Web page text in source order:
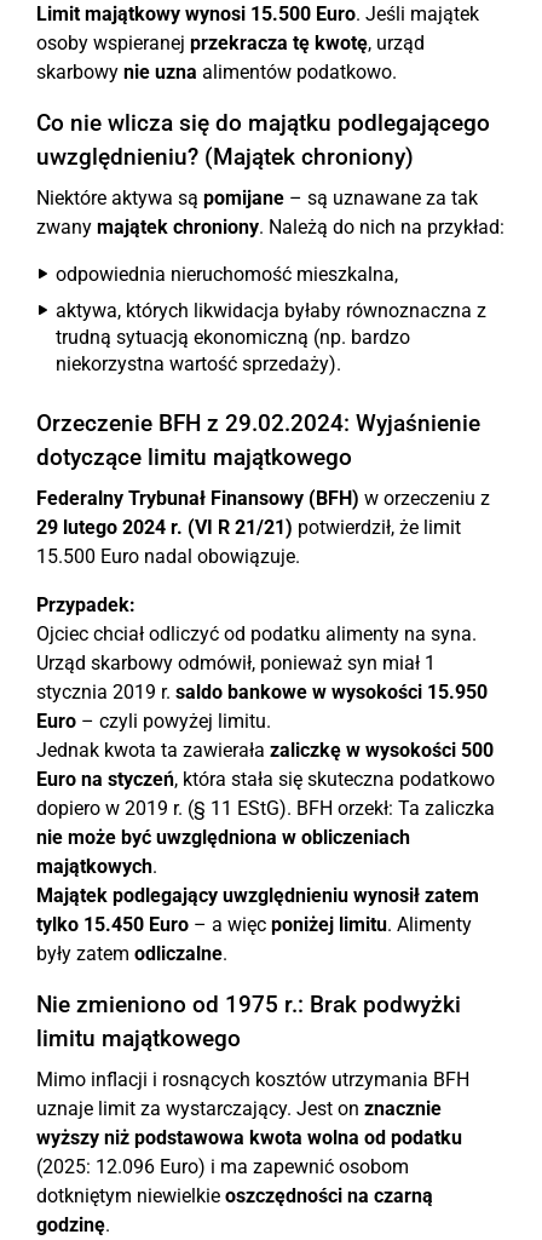
Limit majątkowy wynosi 15.500 Euro. Jeśli majątek
osoby wspieranej przekracza tę kwotę, urząd
skarbowy nie uzna alimentów podatkowo.
Co nie wlicza się do majątku podlegającego
uwzględnieniu? (Majątek chroniony)
Niektóre aktywa są pomijane – są uznawane za tak
zwany majątek chroniony. Należą do nich na przykład:
odpowiednia nieruchomość mieszkalna,
aktywa, których likwidacja byłaby równoznaczna z
trudną sytuacją ekonomiczną (np. bardzo
niekorzystna wartość sprzedaży).
Orzeczenie BFH z 29.02.2024: Wyjaśnienie
dotyczące limitu majątkowego
Federalny Trybunał Finansowy (BFH) w orzeczeniu z
29 lutego 2024 r. (VI R 21/21) potwierdził, że limit
15.500 Euro nadal obowiązuje.
Przypadek:
Ojciec chciał odliczyć od podatku alimenty na syna.
Urząd skarbowy odmówił, ponieważ syn miał 1
stycznia 2019 r. saldo bankowe w wysokości 15.950
Euro – czyli powyżej limitu.
Jednak kwota ta zawierała zaliczkę w wysokości 500
Euro na styczeń, która stała się skuteczna podatkowo
dopiero w 2019 r. (§ 11 EStG). BFH orzekł: Ta zaliczka
nie może być uwzględniona w obliczeniach
majątkowych.
Majątek podlegający uwzględnieniu wynosił zatem
tylko 15.450 Euro – a więc poniżej limitu. Alimenty
były zatem odliczalne.
Nie zmieniono od 1975 r.: Brak podwyżki
limitu majątkowego
Mimo inflacji i rosnących kosztów utrzymania BFH
uznaje limit za wystarczający. Jest on znacznie
wyższy niż podstawowa kwota wolna od podatku
(2025: 12.096 Euro) i ma zapewnić osobom
dotkniętym niewielkie oszczędności na czarną
godzinę.